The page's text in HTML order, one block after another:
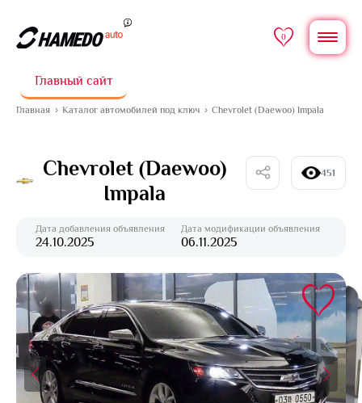
0
Главный сайт
Главная Каталог автомобилей под ключ Chevrolet (Daewoo) Impala
Chevrolet (Daewoo)
Impala
451
Дата добавления объявления
24.10.2025
Дата модификации объявления
06.11.2025